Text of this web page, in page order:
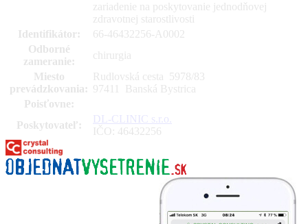
zariadenie na poskytovanie jednodňovej
zdravotnej starostlivosti
Identifikátor:
66-46432256-A0002
Odborné
zameranie:
chirurgia
Miesto
prevádzkovania:
Rudlovská cesta 5978 83
97411 Banská Bystrica
Poisťovne:
Poskytovateľ:
DL-CLINIC s.r.o.
IČO: 46432256